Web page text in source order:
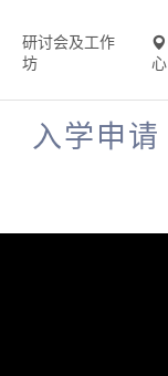
研讨会及工作
坊
心
入学申请